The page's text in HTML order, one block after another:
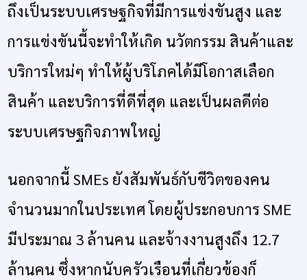
ถึงเป็นระบบเศรษฐกิจที่มีการแข่งขันสูง และ
การแข่งขันนี้จะทำให้เกิด นวัตกรรม สินค้าและ
บริการใหม่ๆ ทำให้ผู้บริโภคได้มีโอกาสเลือก
สินค้า และบริการที่ดีที่สุด และเป็นผลดีต่อ
ระบบเศรษฐกิจภาพใหญ่
นอกจากนี้ SMEs ยังสัมพันธ์กับชีวิตของคน
จำนวนมากในประเทศ โดยผู้ประกอบการ SME
มีประมาณ 3 ล้านคน และจ้างงานสูงถึง 12.7
ล้านคน ซึ่งหากนับครัวเรือนที่เกี่ยวข้องก็